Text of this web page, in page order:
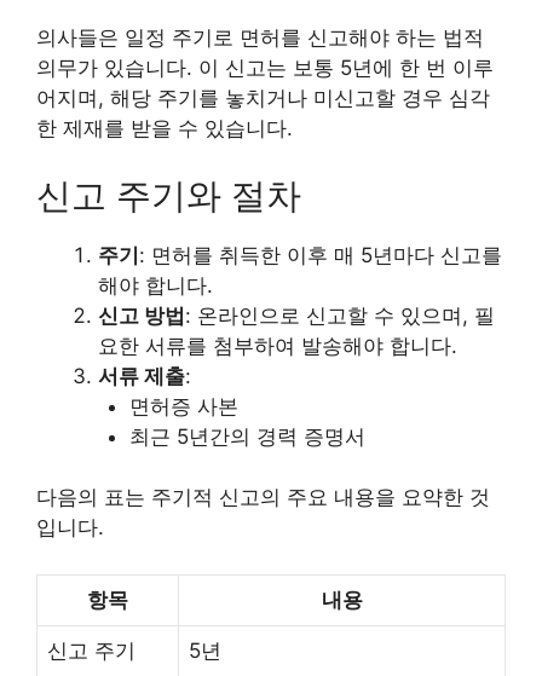
의사들은 일정 주기로 면허를 신고해야 하는 법적
의무가 있습니다. 이 신고는 보통 5년에 한 번 이루
어지며, 해당 주기를 놓치거나 미신고할 경우 심각
한 제재를 받을 수 있습니다.
신고 주기와 절차
주기: 면허를 취득한 이후 매 5년마다 신고를
해야 합니다.
신고 방법: 온라인으로 신고할 수 있으며, 필
요한 서류를 첨부하여 발송해야 합니다.
서류 제출:
면허증 사본
최근 5년간의 경력 증명서
다음의 표는 주기적 신고의 주요 내용을 요약한 것
입니다.
항목 내용
신고 주기 5년